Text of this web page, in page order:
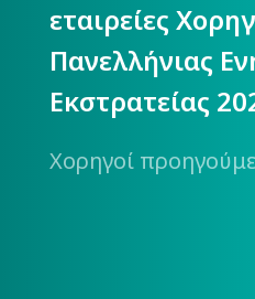
εταιρείες
Πανελλήνιας
Εκστρατείας
Χορηγοί